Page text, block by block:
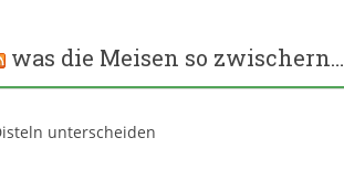
was die Meisen so zwischern…
unterscheiden